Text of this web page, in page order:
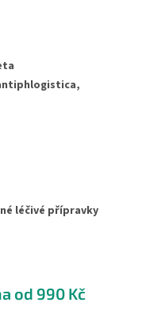
léčivé přípravky
od 990 Kč